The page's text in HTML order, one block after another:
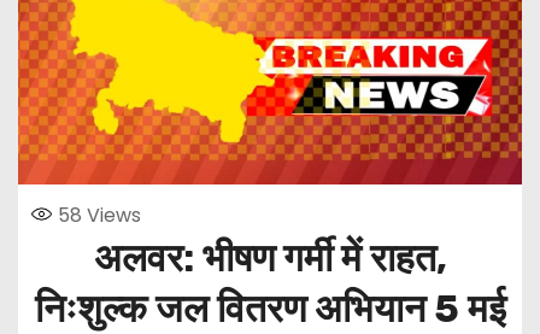
58 Views
अलवर: भीषण गर्मी में राहत,
निःशुल्क जल वितरण अभियान 5 मई